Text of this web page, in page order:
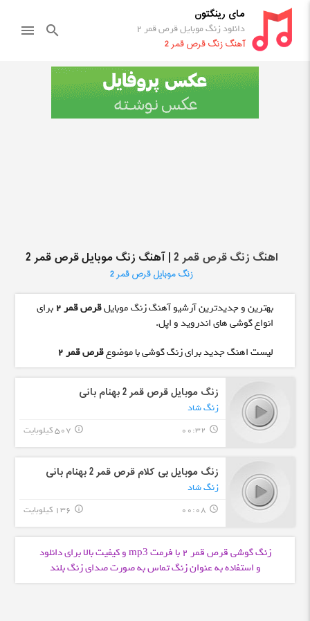
مای رینگتون
دانلود زنگ موبایل قرص قمر 2
آهنگ زنگ قرص قمر 2
search
menu
اهنگ زنگ قرص قمر 2 | آهنگ زنگ موبایل قرص قمر 2
زنگ موبایل قرص قمر 2
بهترین و جدیدترین آرشیو آهنگ زنگ موبایلقرص قمر 2
برای
انواع گوشی های اندروید و اپل.
لیست اهنگ جدید برای زنگ گوشی با موضوعقرص قمر 2
زنگ موبایل قرص قمر 2 بهنام بانی
زنگ شاد
query_builder
00:32 507 کیلوبایت info_outline
زنگ موبایل بی کلام قرص قمر 2 بهنام بانی
زنگ شاد
query_builder
00:08 136 کیلوبایت info_outline
زنگ گوشی قرص قمر 2 با فرمت mp3 و کیفیت بالا برای دانلود
و استفاده به عنوان زنگ تماس به صورت صدای زنگ بلند